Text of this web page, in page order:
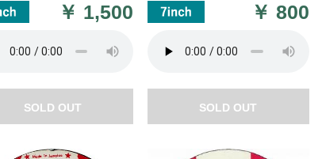
￥ 1,500
SOLD OUT
￥ 800
SOLD OUT